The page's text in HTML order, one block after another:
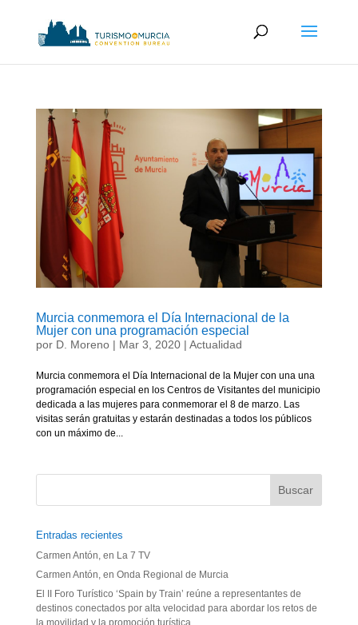
Murcia conmemora el Día Internacional de la
Mujer con una programación especial
por D. Moreno| Mar 3, 2020| Actualidad
Murcia conmemora el Día Internacional de la Mujer con una una
programación especial en los Centros de Visitantes del municipio
dedicada a las mujeres para conmemorar el 8 de marzo. Las
visitas serán gratuitas y estarán destinadas a todos los públicos
con un máximo de...
Entradas recientes
Carmen Antón, en La 7 TV
Carmen Antón, en Onda Regional de Murcia
El II Foro Turístico ‘Spain by Train’ reúne a representantes de
destinos conectados por alta velocidad para abordar los retos de
la movilidad y la promoción turística